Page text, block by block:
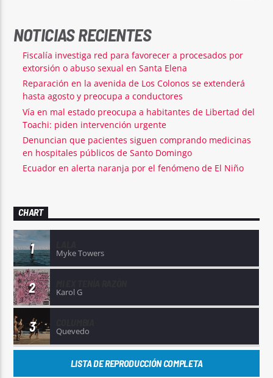
NOTICIAS RECIENTES
Fiscalía investiga red para favorecer a procesados por
extorsión o abuso sexual en Santa Elena
Reparación en la avenida de Los Colonos se extenderá
hasta agosto y preocupa a conductores
Vía en mal estado preocupa a habitantes de Libertad del
Toachi: piden intervención urgente
Denuncian que pacientes siguen comprando medicinas
en hospitales públicos de Santo Domingo
Ecuador en alerta naranja por el fenómeno de El Niño
CHART
1 Myke Towers
2 Karol G
3 Quevedo
LISTA DE REPRODUCCIÓN COMPLETA